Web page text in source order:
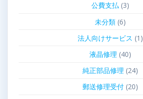
公費支払(3)
未分類(6)
法人向けサービス (1)
液晶修理 (40)
純正部品修理 (24)
郵送修理受付(20)